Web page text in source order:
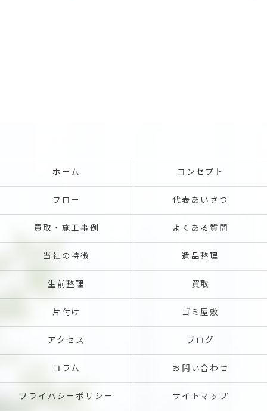
ホーム コンセプト
フロー 代表あいさつ
買取・施工事例 よくある質問
当社の特徴 遺品整理
生前整理 買取
片付け ゴミ屋敷
アクセス ブログ
コラム お問い合わせ
プライバシーポリシー サイトマップ